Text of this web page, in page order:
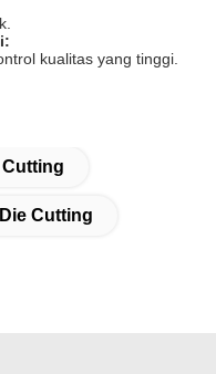
kualitas yang tinggi.
Cutting
Cutting